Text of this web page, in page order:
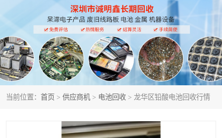
当前位置： 首页 > 供应商机 > 电池回收 > 龙华区铅酸电池回收行情
线路板回收 电子回收
电子产品回收 电池回收
金属回收 机器设备回收